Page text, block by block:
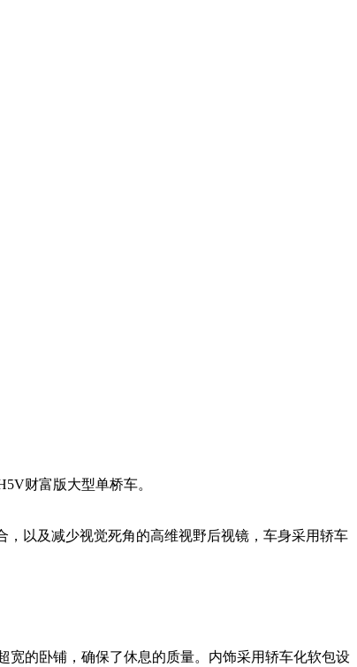
财富版大型单桥车。
以及减少视觉死角的高维视野后视镜，车身采用轿车
宽的卧铺，确保了休息的质量。内饰采用轿车化软包设